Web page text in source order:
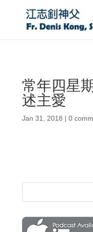
常年四星
述主愛
Jan 31, 2018 | 0